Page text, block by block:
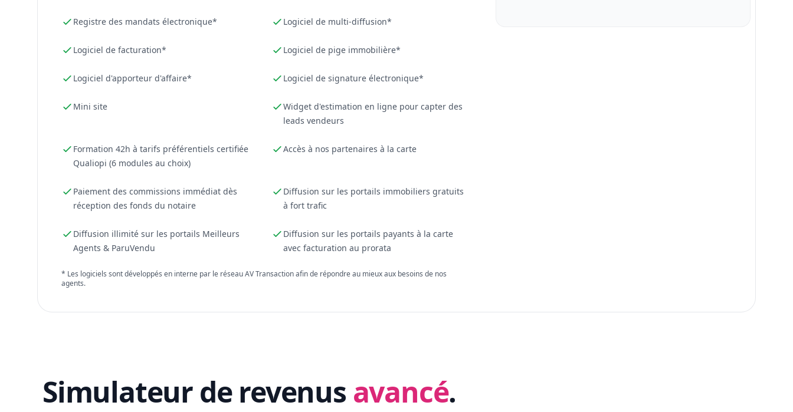
Registre des mandats électronique* Logiciel de multi-diffusion*
Logiciel de facturation* Logiciel de pige immobilière*
Logiciel d'apporteur d'affaire* Logiciel de signature électronique*
Mini site
Widget d'estimation en ligne pour capter des
leads vendeurs
Formation 42h à tarifs préférentiels certifiée
Qualiopi (6 modules au choix)
Accès à nos partenaires à la carte
Paiement des commissions immédiat dès
réception des fonds du notaire
Diffusion sur les portails immobiliers gratuits
à fort trafic
Diffusion illimité sur les portails Meilleurs
Agents & ParuVendu
Diffusion sur les portails payants à la carte
avec facturation au prorata
* Les logiciels sont développés en interne par le réseau AV Transaction afin de répondre au mieux aux besoins de nos
agents.
Simulateur de revenus avancé.